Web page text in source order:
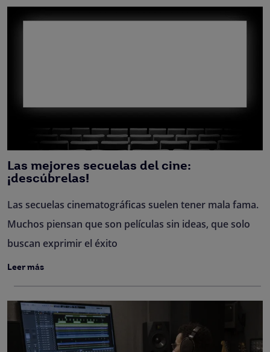
Las mejores secuelas del cine:
¡descúbrelas!
Las secuelas cinematográficas suelen tener mala fama.
Muchos piensan que son películas sin ideas, que solo
buscan exprimir el éxito
Leer más